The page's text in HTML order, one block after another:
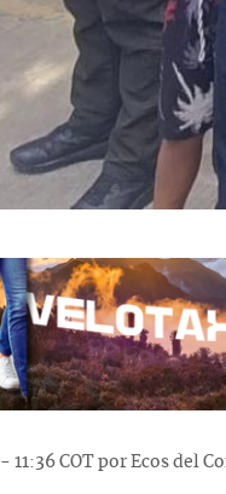
11:36 COT por Ecos del